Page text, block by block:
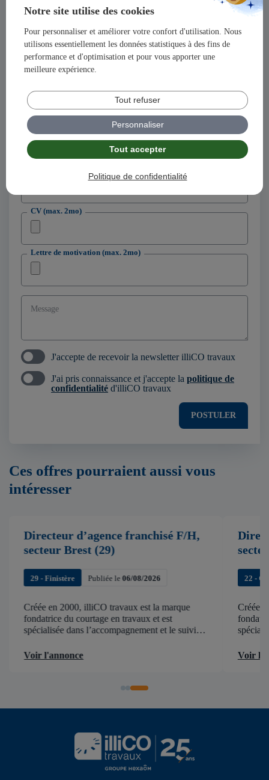
Notre site utilise des cookies
Pour personnaliser et améliorer votre confort d'utilisation. Nous
utilisons essentiellement les données statistiques à des fins de
performance et d'optimisation et pour vous apporter une
meilleure expérience.
Tout accepter
Tout refuser
Personnaliser
Politique de confidentialité
Prénom
Adresse
Ville
CV (max. 2mo)
Lettre de motivation (max. 2mo)
Message
J'accepte de recevoir la newsletter illiCO travaux
J'ai pris connaissance et j'accepte la politique de
confidentialité d'illiCO travaux
POSTULER
Ces offres pourraient aussi vous
intéresser
Directeur d’agence franchisé F/H,
secteur Brest (29)
29 - Finistère Publiée le06/08/2026
Créée en 2000, illiCO travaux est la marque
fondatrice du courtage en travaux et est
spécialisée dans l’accompagnement et le suivi
d’accélérer et de faciliter tous les projets […]
Voir l'annonce
22 -
Créée
Voir